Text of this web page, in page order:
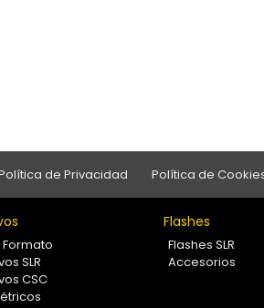
de Privacidad Política de
SLR
CSC
Flashes
Flashes SLR
Accesorios